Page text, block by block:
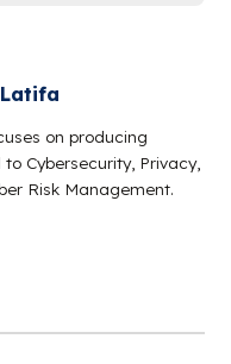
on producing
Cybersecurity, Privacy,
Risk Management.